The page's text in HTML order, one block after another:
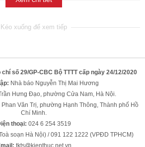
số 29/GP-CBC Bộ TTTT cấp ngày 24/12/2020
Nhà báo Nguyễn Thị Mai Hương
Hưng Đạo, phường Cửa Nam, Hà Nội.
Phan Văn Trị, phường Hạnh Thông, Thành phố Hồ
Chí Minh.
thoại: 024 6 254 3519
soạn Hà Nội) / 091 122 1222 (VPĐD TPHCM)